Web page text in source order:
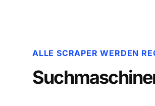
ALLE SCRAPER WERDEN